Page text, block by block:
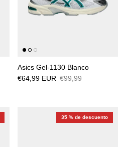
Asics Gel-1130 Blanco
€64,99 EUR €99,99
35 % de descuento